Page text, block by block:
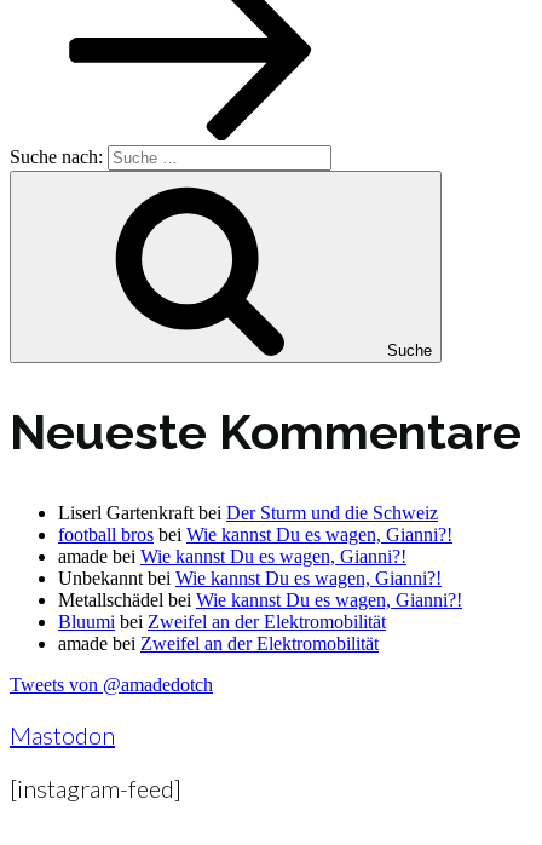
Suche nach:
Suche
Neueste Kommentare
Liserl Gartenkraft bei Der Sturm und die Schweiz
football bros bei Wie kannst Du es wagen, Gianni?!
amade bei Wie kannst Du es wagen, Gianni?!
Unbekannt bei Wie kannst Du es wagen, Gianni?!
Metallschädel bei Wie kannst Du es wagen, Gianni?!
Bluumi bei Zweifel an der Elektromobilität
amade bei Zweifel an der Elektromobilität
Tweets von @amadedotch
Mastodon
[instagram-feed]